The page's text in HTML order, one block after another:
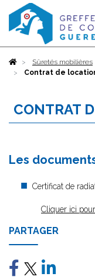
AccueilSûretés mobilières
Contrat de
CONTRAT
Les
Certificat de
Cliquer ici
PARTAGER